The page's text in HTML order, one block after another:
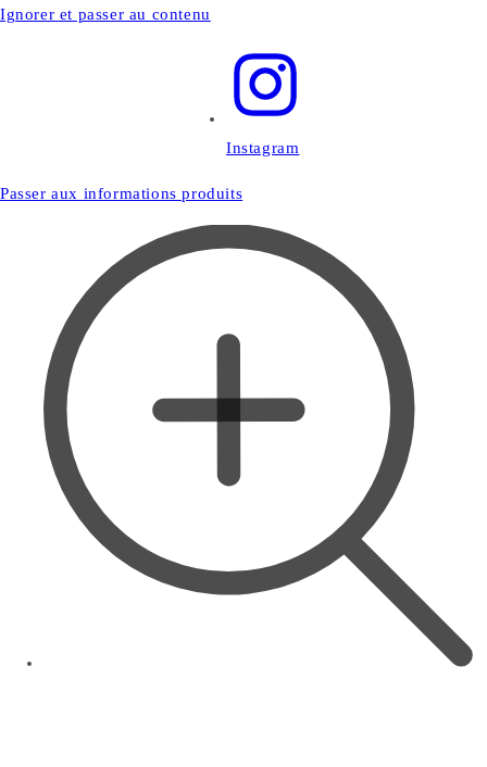
Ignorer et passer au contenu
Instagram
Passer aux informations produits